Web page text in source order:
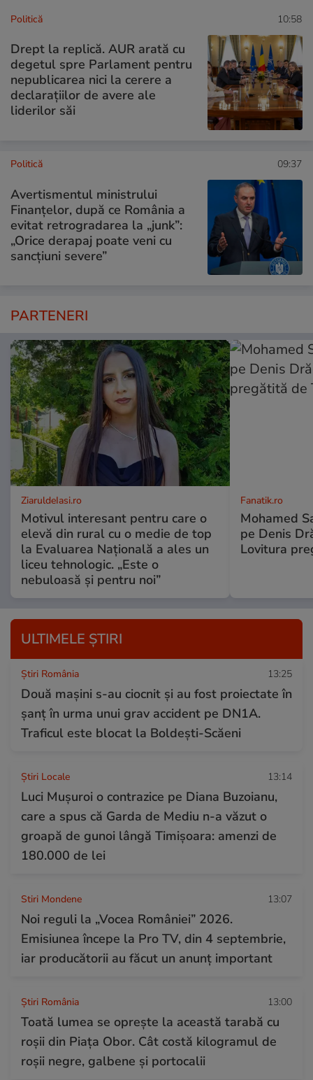
Politică 10:58
Drept la replică. AUR arată cu
degetul spre Parlament pentru
nepublicarea nici la cerere a
declarațiilor de avere ale
liderilor săi
Politică 09:37
Avertismentul ministrului
Finanțelor, după ce România a
evitat retrogradarea la „junk”:
„Orice derapaj poate veni cu
sancțiuni severe”
PARTENERI
ZiaruldeIasi.ro
Motivul interesant pentru care o
elevă din rural cu o medie de top
la Evaluarea Națională a ales un
liceu tehnologic. „Este o
nebuloasă și pentru noi”
Fanatik.ro
Mohamed
pe Denis
Lovitura
ULTIMELE ȘTIRI
Știri România 13:25
Două mașini s-au ciocnit și au fost proiectate în
șanț în urma unui grav accident pe DN1A.
Traficul este blocat la Boldești-Scăeni
Știri Locale 13:14
Luci Muşuroi o contrazice pe Diana Buzoianu,
care a spus că Garda de Mediu n-a văzut o
groapă de gunoi lângă Timișoara: amenzi de
180.000 de lei
Stiri Mondene 13:07
Noi reguli la „Vocea României” 2026.
Emisiunea începe la Pro TV, din 4 septembrie,
iar producătorii au făcut un anunț important
Știri România 13:00
Toată lumea se oprește la această tarabă cu
roșii din Piața Obor. Cât costă kilogramul de
roșii negre, galbene și portocalii